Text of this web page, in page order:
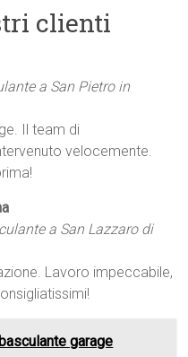
clienti
a San Pietro in
Il team di
velocemente.
a San Lazzaro di
Lavoro impeccabile,
garage